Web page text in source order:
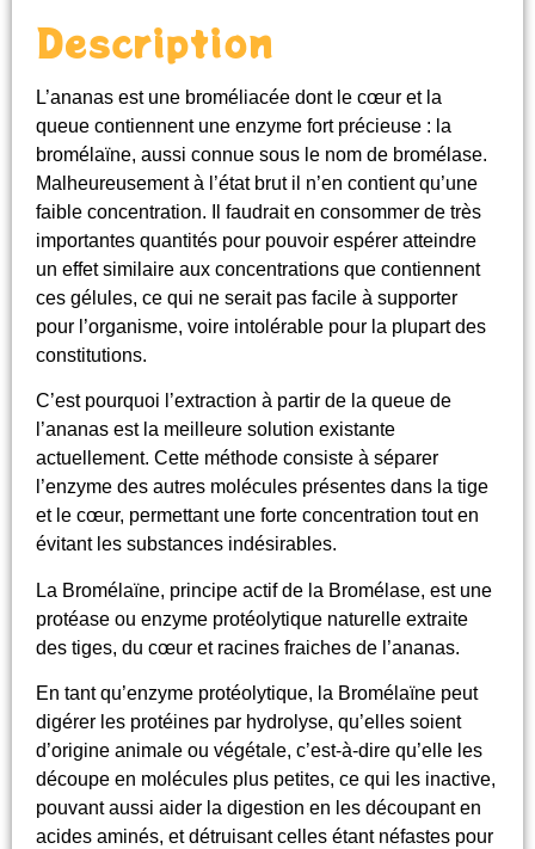
Description
L’ananas est une broméliacée dont le cœur et la
queue contiennent une enzyme fort précieuse : la
bromélaïne, aussi connue sous le nom de bromélase.
Malheureusement à l’état brut il n’en contient qu’une
faible concentration. Il faudrait en consommer de très
importantes quantités pour pouvoir espérer atteindre
un effet similaire aux concentrations que contiennent
ces gélules, ce qui ne serait pas facile à supporter
pour l’organisme, voire intolérable pour la plupart des
constitutions.
C’est pourquoi l’extraction à partir de la queue de
l’ananas est la meilleure solution existante
actuellement. Cette méthode consiste à séparer
l’enzyme des autres molécules présentes dans la tige
et le cœur, permettant une forte concentration tout en
évitant les substances indésirables.
La Bromélaïne, principe actif de la Bromélase, est une
protéase ou enzyme protéolytique naturelle extraite
des tiges, du cœur et racines fraiches de l’ananas.
En tant qu’enzyme protéolytique, la Bromélaïne peut
digérer les protéines par hydrolyse, qu’elles soient
d’origine animale ou végétale, c’est-à-dire qu’elle les
découpe en molécules plus petites, ce qui les inactive,
pouvant aussi aider la digestion en les découpant en
acides aminés, et détruisant celles étant néfastes pour